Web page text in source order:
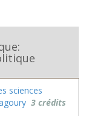
sciences
3 crédits